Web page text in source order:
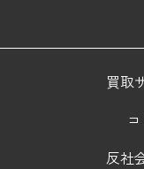
買取
反社